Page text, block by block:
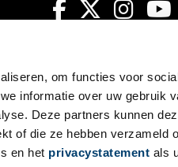
om functies voor
informatie over uw gebruik
Deze partners kunnen
of die ze hebben verzameld
en het privacystatement als